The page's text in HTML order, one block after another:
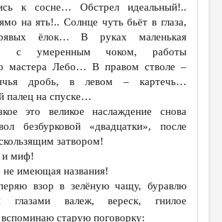
к сосне… Обстрел идеальный!..
на ять!.. Солнце чуть бьёт в глаза,
ёлок… В руках маленькая
с умеренным чоком, работы
мастера Лебо… В правом стволе –
дробь, в левом – картечь…
палец на спуске…
это великое наслаждение снова
безбурковой «двадцатки», после
затвором!
и миф!
не имеющая названия!
взор в зелёную чащу, буравлю
глазами валеж, вереск, гнилое
вспоминаю старую поговорку: